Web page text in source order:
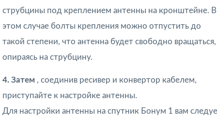
струбцины под креплением антенны на кронштейне. В
этом случае болты крепления можно отпустить до
такой степени, что антенна будет свободно вращаться,
опираясь на струбцину.
4. Затем , соединив ресивер и конвертор кабелем,
приступайте к настройке антенны.
Для настройки антенны на спутник Бонум 1 вам